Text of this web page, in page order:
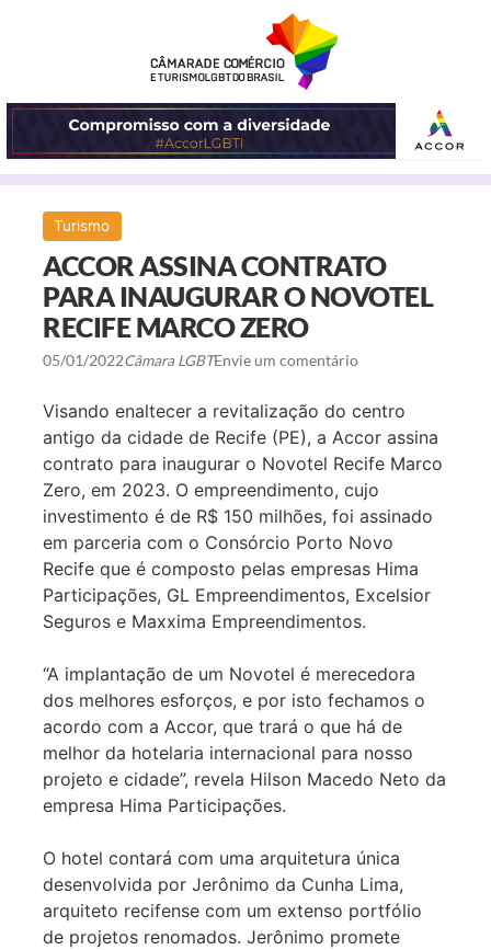
O
MENU
Turismo
ACCOR ASSINA CONTRATO
PARA INAUGURAR O NOVOTEL
RECIFE MARCO ZERO
05/01/2022Câmara LGBTEnvie um comentário
Visando enaltecer a revitalização do centro
antigo da cidade de Recife (PE), a Accor assina
contrato para inaugurar o Novotel Recife Marco
Zero, em 2023. O empreendimento, cujo
investimento é de R$ 150 milhões, foi assinado
em parceria com o Consórcio Porto Novo
Recife que é composto pelas empresas Hima
Participações, GL Empreendimentos, Excelsior
Seguros e Maxxima Empreendimentos.
“A implantação de um Novotel é merecedora
dos melhores esforços, e por isto fechamos o
acordo com a Accor, que trará o que há de
melhor da hotelaria internacional para nosso
projeto e cidade”, revela Hilson Macedo Neto da
empresa Hima Participações.
O hotel contará com uma arquitetura única
desenvolvida por Jerônimo da Cunha Lima,
arquiteto recifense com um extenso portfólio
de projetos renomados. Jerônimo promete